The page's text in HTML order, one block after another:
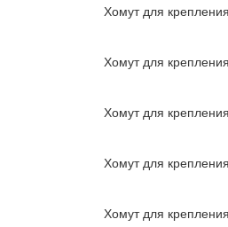
Хомут для
Хомут для
Хомут для
Хомут для
Хомут для